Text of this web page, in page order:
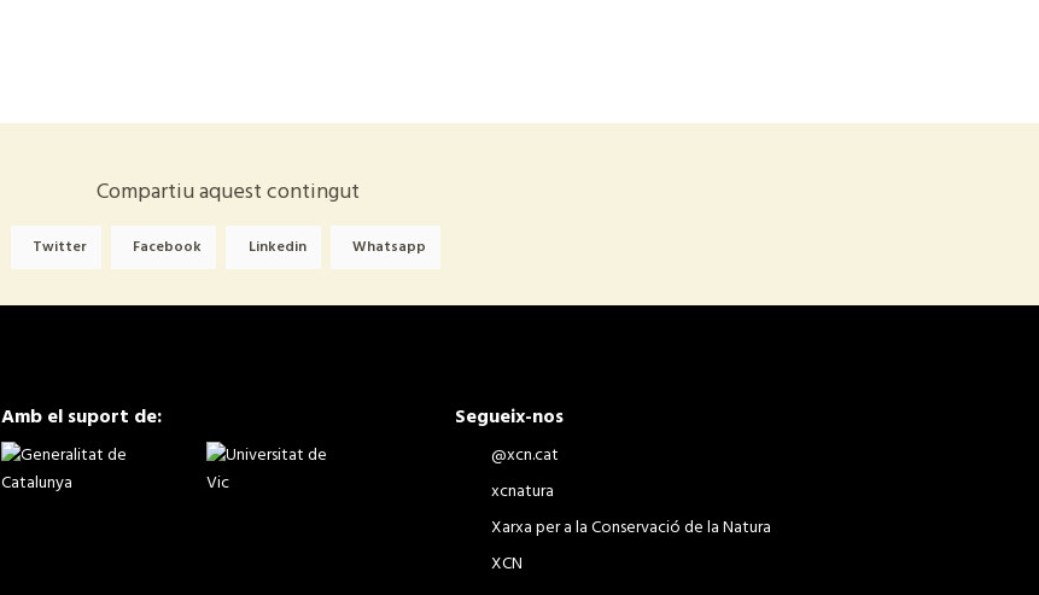
Compartiu aquest contingut
Twitter Facebook Linkedin Whatsapp
Amb el suport de: Segueix-nos
@xcn.cat
xcnatura
Xarxa per a la Conservació de la Natura
XCN